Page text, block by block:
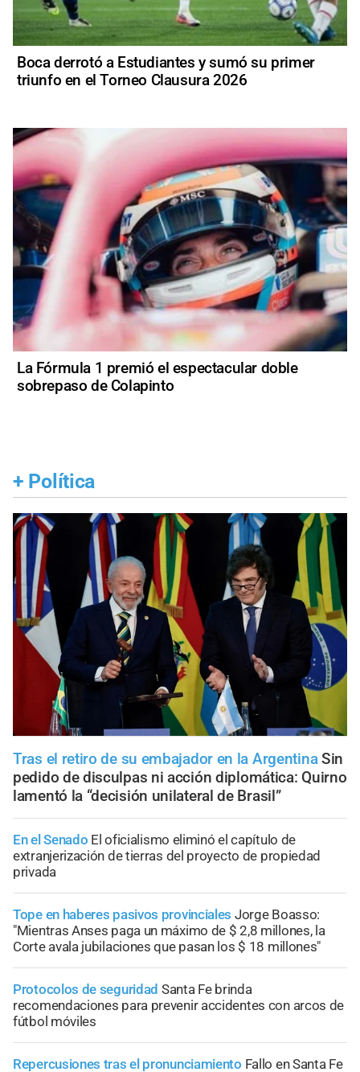
Boca derrotó a Estudiantes y sumó su primer
triunfo en el Torneo Clausura 2026
La Fórmula 1 premió el espectacular doble
sobrepaso de Colapinto
+ Política
Tras el retiro de su embajador en la Argentina Sin
pedido de disculpas ni acción diplomática: Quirno
lamentó la “decisión unilateral de Brasil”
En el Senado El oficialismo eliminó el capítulo de
extranjerización de tierras del proyecto de propiedad
privada
Tope en haberes pasivos provinciales Jorge Boasso:
"Mientras Anses paga un máximo de $ 2,8 millones, la
Corte avala jubilaciones que pasan los $ 18 millones"
Protocolos de seguridad Santa Fe brinda
recomendaciones para prevenir accidentes con arcos de
fútbol móviles
Repercusiones tras el pronunciamiento Fallo en Santa Fe